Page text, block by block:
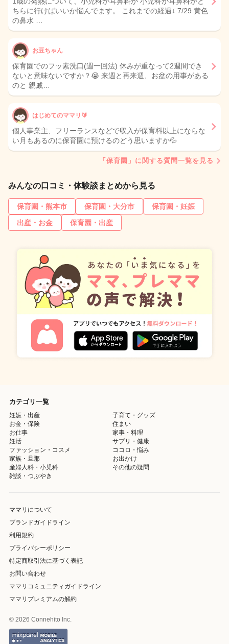
ちらに行けばいいか悩んでます。 これまでの経過↓ 7/29 黄色
の鼻水 …
お豆ちゃん
保育園でのフッ素洗口(週一回法) 休みが重なって2週間でき
ないと意味ないですか？😭 来週と再来週、お盆の用事がある
のと 親戚…
はじめてのママリ🔰
個人事業主、フリーランスなどで収入が保育料以上にならな
い月もあるのに保育園に預けるのどう思いますか💦
「保育園」に関する質問一覧を見る
みんなの口コミ・体験談まとめから見る
保育園・熊本市 保育園・大分市
保育園・妊娠
出産・お金
保育園・出産
カテゴリ一覧
妊娠・出産
子育て・グッズ
お金・保険
住まい
お仕事
家事・料理
妊活
サプリ・健康
ファッション・コスメ
ココロ・悩み
家族・旦那
お出かけ
産婦人科・小児科
その他の疑問
雑談・つぶやき
ママリについて
ブランドガイドライン
利用規約
プライバシーポリシー
特定商取引法に基づく表記
お問い合わせ
ママリコミュニティガイドライン
ママリプレミアムの解約
© 2026 Connehito Inc.